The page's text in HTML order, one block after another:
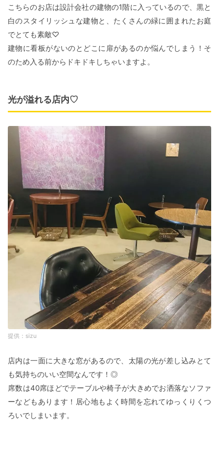
こちらのお店は設計会社の建物の1階に入っているので、黒と
白のスタイリッシュな建物と、たくさんの緑に囲まれたお庭
でとても素敵♡
建物に看板がないのとどこに扉があるのか悩んでしまう！そ
のため入る前からドキドキしちゃいますよ。
光が溢れる店内♡
sizu
店内は一面に大きな窓があるので、太陽の光が差し込みとて
も気持ちのいい空間なんです！◎
席数は40席ほどでテーブルや椅子が大きめでお洒落なソファ
ーなどもあります！居心地もよく時間を忘れてゆっくりくつ
ろいでしまいます。